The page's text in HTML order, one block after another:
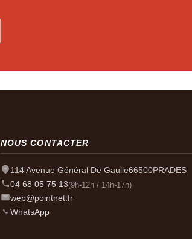
NOUS CONTACTER
114 Avenue Général De Gaulle66500PRADES
04 68 05 75 13(9h-12h / 14h-17h)
web@pointnet.fr
WhatsApp